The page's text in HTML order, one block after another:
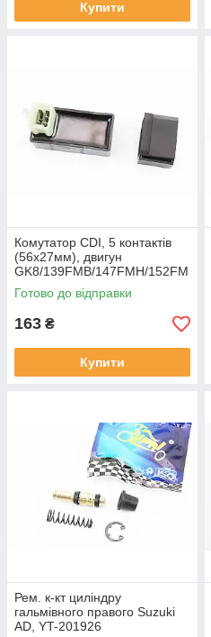
Купити
Комутатор CDI, 5 контактів
(56x27мм), двигун
GK8/139FMB/147FMH/152FM
I - Honda Dio AF18/25/27/28,
Tact AF16/24/30/31, YT-
Готово до відправки
163 ₴
Купити
Рем. к-кт циліндру
гальмівного правого Suzuki
AD, YT-201926